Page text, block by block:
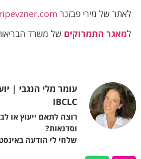
לאתר של מירי פבזנר
למאגר התמרוקים של משרד
עומר מלי הנגבי |
IBCLC
רוצה לתאם ייעוץ או
וסדנאות?
שלחי לי הודעה